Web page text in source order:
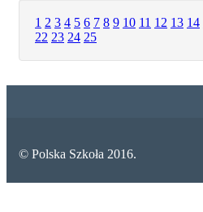
1 2 3 4 5 6 7 8 9 10 11 12 13 14
22 23 24 25
© Polska Szkoła 2016.